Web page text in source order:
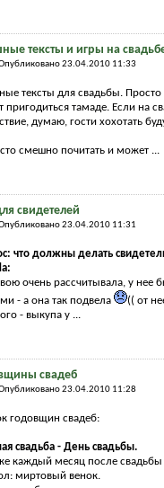
тексты и игры на
23.04.2010 11:33
тексты для свадьбы.
пригодиться тамаде. Если на
думаю, гости хохотать
смешно почитать и может ...
свидетелей
23.04.2010 11:31
что должны делать
очень рассчитывала, у нее
- а она так подвела
(( от
- выкупа у ...
свадеб
23.04.2010 11:28
годовщин свадеб:
свадьба - День свадьбы.
каждый месяц после свадьбы
миртовый венок.